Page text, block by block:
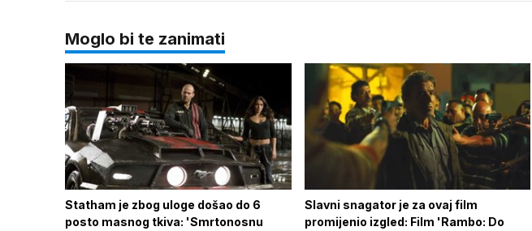
Moglo bi te zanimati
Statham je zbog uloge došao do 6
posto masnog tkiva: 'Smrtonosnu
Slavni snagator je za ovaj film
promijenio izgled: Film 'Rambo: Do